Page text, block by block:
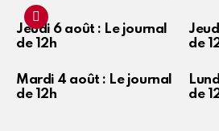
Jeudi 6 août : Le journal
de 12h
de
Mardi 4 août : Le journal
de 12h
de